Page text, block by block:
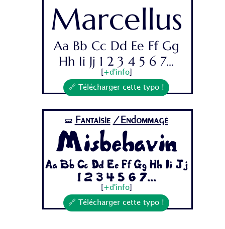
Marcellus
Aa Bb Cc Dd Ee Ff Gg
Hh Ii Jj 1 2 3 4 5 6 7...
+d'info]
🔗 Télécharger cette typo !
🝛 Fantaisie /Endommagé
Misbehavin
Aa Bb Cc Dd Ee Ff Gg Hh Ii Jj
1 2 3 4 5 6 7...
+d'info]
🔗 Télécharger cette typo !